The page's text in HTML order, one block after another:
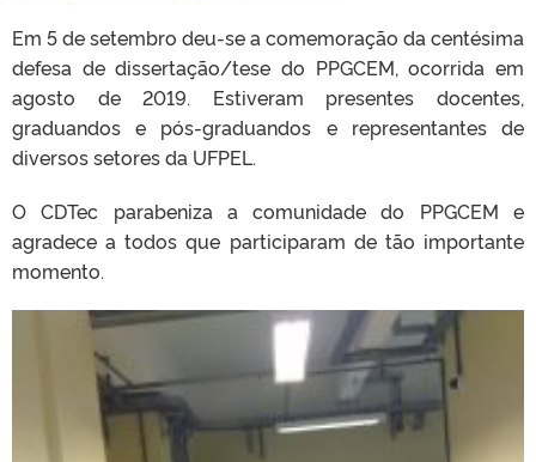
Em 5 de setembro deu-se a comemoração da centésima
defesa de dissertação/tese do PPGCEM, ocorrida em
agosto de 2019. Estiveram presentes docentes,
graduandos e pós-graduandos e representantes de
diversos setores da UFPEL.
O CDTec parabeniza a comunidade do PPGCEM e
agradece a todos que participaram de tão importante
momento.